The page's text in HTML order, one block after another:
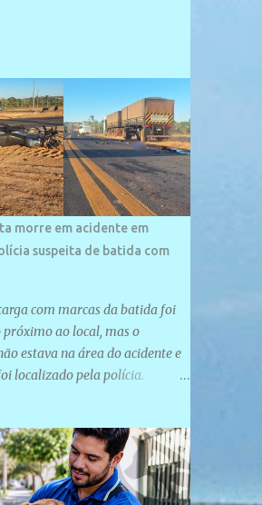
onde se localiza a praia é
investimentos e projetos
hotéis, pousadas e
veraneio de grande porte. O
fixado nessa área é
inaugurado em 12 de julho de
moderna,...
morre em acidente em
suspeita de batida com
com marcas da batida foi
próximo ao local, mas o
estava na área do acidente e
localizado pela polícia.
João Pedro de Sousa
na manhã desta sexta-feira
na PI-247, na zona